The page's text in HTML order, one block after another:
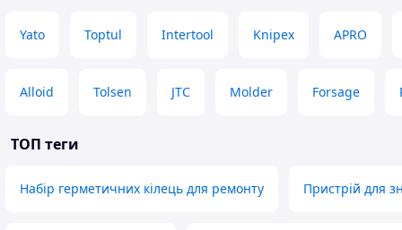
Yato Toptul Intertool Knipex APRO
Alloid Tolsen JTC Molder Forsage
ТОП теги
Набір герметичних кілець для ремонту Пристрій для